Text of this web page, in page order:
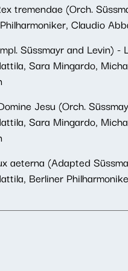
tremendae (Orch.
Claudio
Süssmayr and Levin) -
Sara Mingardo,
Jesu (Orch.
Sara Mingardo,
aeterna (Adapted
Berliner